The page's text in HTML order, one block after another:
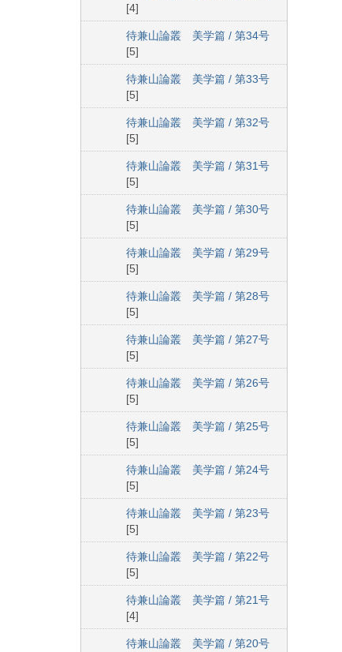
[4]
待兼山論叢 美学篇 / 第34号
[5]
待兼山論叢 美学篇 / 第33号
[5]
待兼山論叢 美学篇 / 第32号
[5]
待兼山論叢 美学篇 / 第31号
[5]
待兼山論叢 美学篇 / 第30号
[5]
待兼山論叢 美学篇 / 第29号
[5]
待兼山論叢 美学篇 / 第28号
[5]
待兼山論叢 美学篇 / 第27号
[5]
待兼山論叢 美学篇 / 第26号
[5]
待兼山論叢 美学篇 / 第25号
[5]
待兼山論叢 美学篇 / 第24号
[5]
待兼山論叢 美学篇 / 第23号
[5]
待兼山論叢 美学篇 / 第22号
[5]
待兼山論叢 美学篇 / 第21号
[4]
待兼山論叢 美学篇 / 第20号